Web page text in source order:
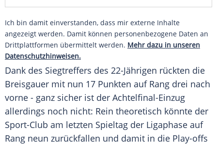
Ich bin damit einverstanden, dass mir externe Inhalte
angezeigt werden. Damit können personenbezogene Daten an
Drittplattformen übermittelt werden. Mehr dazu in unseren
Datenschutzhinweisen.
Dank des Siegtreffers des 22-Jährigen rückten die
Breisgauer mit nun 17 Punkten auf Rang drei nach
vorne - ganz sicher ist der Achtelfinal-Einzug
allerdings noch nicht: Rein theoretisch könnte der
Sport-Club am letzten Spieltag der Ligaphase auf
Rang neun zurückfallen und damit in die Play-offs